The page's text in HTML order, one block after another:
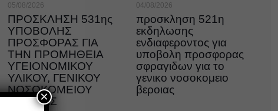
05/08/2026
ΠΡΟΣΚΛΗΣΗ 531ης
ΥΠΟΒΟΛΗΣ
ΠΡΟΣΦΟΡΑΣ ΓΙΑ
ΤΗΝ ΠΡΟΜΗΘΕΙΑ
ΥΓΕΙΟΝΟΜΙΚΟΥ
ΥΛΙΚΟΥ, ΓΕΝΙΚΟΥ
ΝΟΣΟΚΟΜΕΙΟΥ
ΒΕΡΟΙΑΣ
04/08/2026
προσκληση 521η
εκδηλωσης
ενδιαφεροντος για
υποβολη προσφορας
σφραγιδων για το
γενικο νοσοκομειο
βεροιας
×